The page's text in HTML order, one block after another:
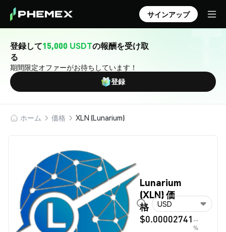
サインアップ
登録して15,000 USDTの報酬を受け取
る
期間限定オファーがお待ちしています！
登録
ホーム 価格 XLN (Lunarium)
Lunarium
(XLN) 価
格
$0.00002741 --
%
USD